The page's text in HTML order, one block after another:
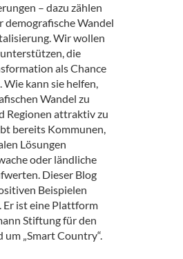
– dazu zählen
demografische Wandel
Wir wollen
die
als Chance
Wie kann sie helfen,
Wandel zu
Regionen attraktiv zu
bereits Kommunen,
Lösungen
oder ländliche
Dieser Blog
Beispielen
Er ist eine Plattform
Stiftung für den
um „Smart Country“.